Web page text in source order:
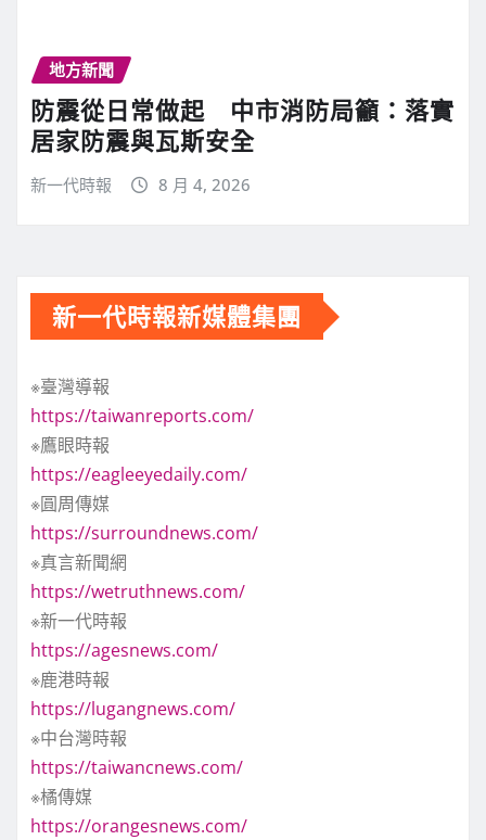
地方新聞
防震從日常做起 中市消防局籲：落實
居家防震與瓦斯安全
新一代時報 8 月 4, 2026
新一代時報新媒體集團
※臺灣導報
https://taiwanreports.com/
※鷹眼時報
https://eagleeyedaily.com/
※圓周傳媒
https://surroundnews.com/
※真言新聞網
https://wetruthnews.com/
※新一代時報
https://agesnews.com/
※鹿港時報
https://lugangnews.com/
※中台灣時報
https://taiwancnews.com/
※橘傳媒
https://orangesnews.com/